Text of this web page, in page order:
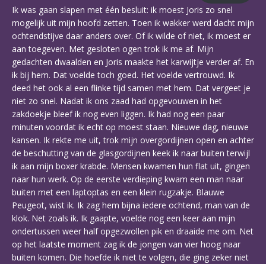
Ik was gaan slapen met één besluit: ik moest Joris zo snel
mogelijk uit mijn hoofd zetten. Toen ik wakker werd dacht mijn
ochtendstijve daar anders over. Of ik wilde of niet, ik moest er
aan toegeven. Met gesloten ogen trok ik me af. Mijn
gedachten dwaalden en Joris maakte het karwijtje verder af. En
ik bij hem. Dat voelde toch goed. Het voelde vertrouwd. Ik
deed het ook al een flinke tijd samen met hem. Dat vergeet je
niet zo snel. Nadat ik ons zaad had opgevouwen in het
zakdoekje bleef ik nog even liggen. Ik had nog een paar
minuten voordat ik echt op moest staan. Nieuwe dag, nieuwe
kansen. Ik rekte me uit, trok mijn overgordijnen open en achter
de beschutting van de glasgordijnen keek ik naar buiten terwijl
ik aan mijn boxer krabde. Mensen kwamen hun flat uit, gingen
naar hun werk. Op de eerste verdieping kwam een man naar
buiten met een laptoptas en een klein rugzakje. Blauwe
Peugeot, wist ik. Ik zag hem bijna iedere ochtend, man van de
klok. Net zoals ik. Ik gaapte, voelde nog een keer aan mijn
ondertussen weer half opgezwollen pik en draaide me om. Net
op het laatste moment zag ik de jongen van vier hoog naar
buiten komen. Die hoefde ik niet te volgen, die ging zeker niet